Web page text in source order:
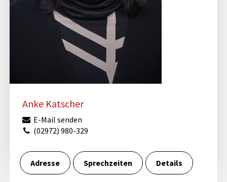
Anke Katscher
E-Mail senden
(02972) 980-329
Adresse Sprechzeiten Details